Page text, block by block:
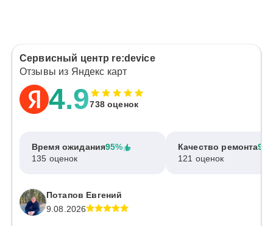
Сервисный центр re:device
Отзывы из Яндекс карт
4.9738 оценок
Время ожидания95%
135 оценок
Качество ремонта
121 оценок
Потапов Евгений
9.08.2026